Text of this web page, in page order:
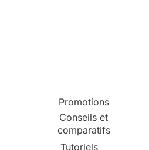
Promotions
Conseils et
comparatifs
Tutoriels